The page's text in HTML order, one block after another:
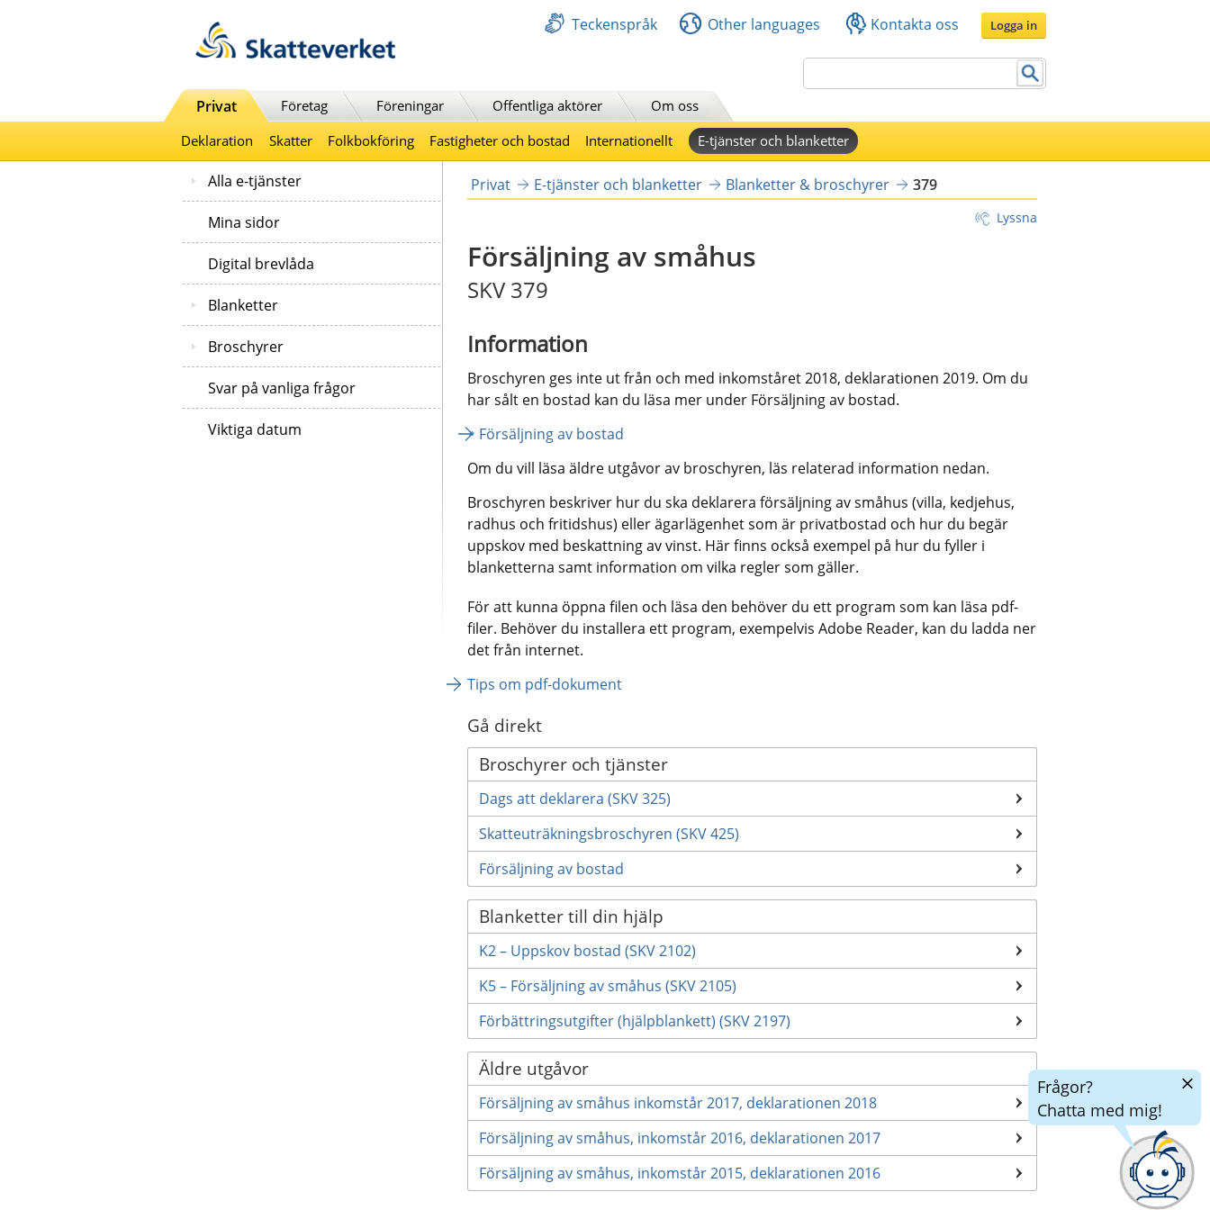
Teckenspråk Other languages Kontakta oss Logga in
Privat Företag Föreningar Offentliga aktörer
Om oss
Deklaration
Skatter Folkbokföring Fastigheter och bostad Internationellt E-tjänster och blanketter
Alla e-tjänster
Mina sidor
Digital brevlåda
Blanketter
Broschyrer
Svar på vanliga frågor
Viktiga datum
Privat E-tjänster och blanketter Blanketter & broschyrer 379
Lyssna
Försäljning av småhus
SKV 379
Information
Broschyren ges inte ut från och med inkomståret 2018, deklarationen 2019. Om du
har sålt en bostad kan du läsa mer under Försäljning av bostad.
Försäljning av bostad
Om du vill läsa äldre utgåvor av broschyren, läs relaterad information nedan.
Broschyren beskriver hur du ska deklarera försäljning av småhus (villa, kedjehus,
radhus och fritidshus) eller ägarlägenhet som är privatbostad och hur du begär
uppskov med beskattning av vinst. Här finns också exempel på hur du fyller i
blanketterna samt information om vilka regler som gäller.
För att kunna öppna filen och läsa den behöver du ett program som kan läsa pdf-
filer. Behöver du installera ett program, exempelvis Adobe Reader, kan du ladda ner
det från internet.
Tips om pdf-dokument
Gå direkt
Broschyrer och tjänster
Dags att deklarera (SKV 325)
Skatteuträkningsbroschyren (SKV 425)
Försäljning av bostad
Blanketter till din hjälp
K2 – Uppskov bostad (SKV 2102)
K5 – Försäljning av småhus (SKV 2105)
Förbättringsutgifter (hjälpblankett) (SKV 2197)
Äldre utgåvor
Försäljning av småhus inkomstår 2017, deklarationen 2018
Försäljning av småhus, inkomstår 2016, deklarationen 2017
Försäljning av småhus, inkomstår 2015, deklarationen 2016
Frågor?
Chatta med mig!
Dölj